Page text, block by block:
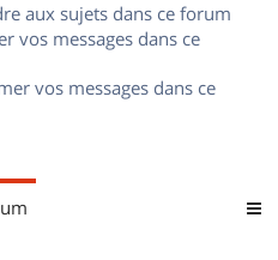
aux sujets dans ce forum
vos messages dans ce
vos messages dans ce